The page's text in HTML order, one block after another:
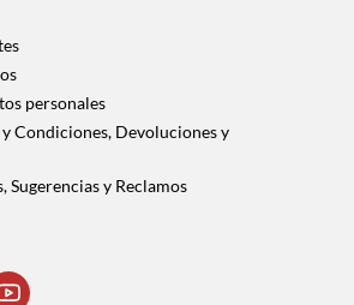
personales
Condiciones, Devoluciones y
Sugerencias y Reclamos